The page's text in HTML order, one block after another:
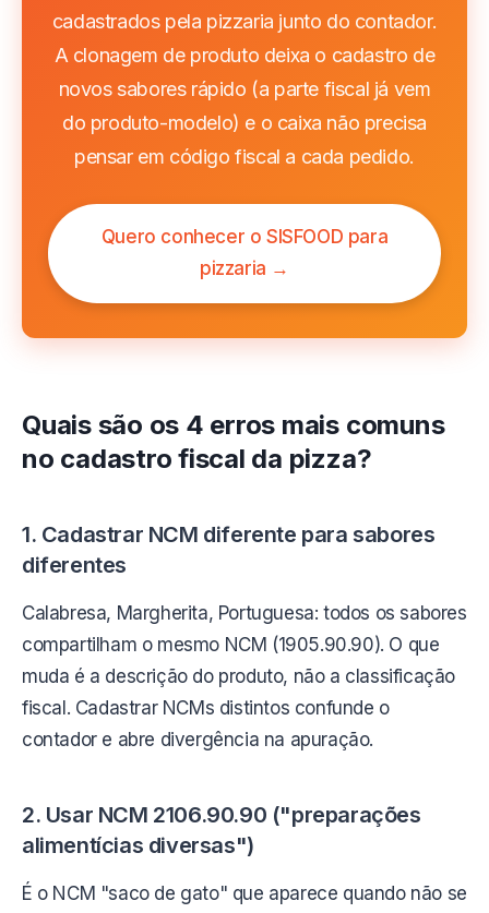
cadastrados pela pizzaria junto do contador.
A clonagem de produto deixa o cadastro de
novos sabores rápido (a parte fiscal já vem
do produto-modelo) e o caixa não precisa
pensar em código fiscal a cada pedido.
Quero conhecer o SISFOOD para
pizzaria →
Quais são os 4 erros mais comuns
no cadastro fiscal da pizza?
1. Cadastrar NCM diferente para sabores
diferentes
Calabresa, Margherita, Portuguesa: todos os sabores
compartilham o mesmo NCM (1905.90.90). O que
muda é a descrição do produto, não a classificação
fiscal. Cadastrar NCMs distintos confunde o
contador e abre divergência na apuração.
2. Usar NCM 2106.90.90 ("preparações
alimentícias diversas")
É o NCM "saco de gato" que aparece quando não se